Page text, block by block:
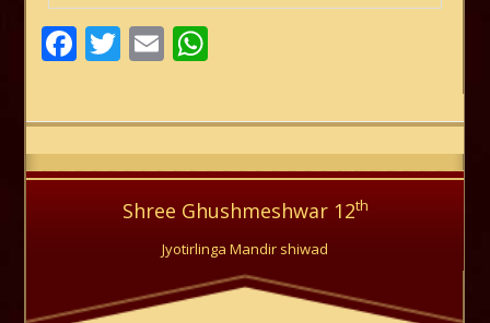
Facebook
Twitter
Email
Shree Ghushmeshwar 12th
Jyotirlinga Mandir shiwad